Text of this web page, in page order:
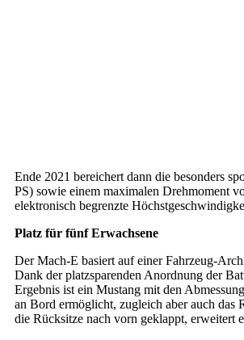
Ende 2021 bereichert dann die besonders
PS) sowie einem maximalen Drehmoment
elektronisch begrenzte
Platz für fünf Erwachsene
Der Mach-E basiert auf einer Fahrzeug-
Dank der platzsparenden Anordnung der
Ergebnis ist ein Mustang mit den
an Bord ermöglicht, zugleich aber auch das
die Rücksitze nach vorn geklappt, erweitert